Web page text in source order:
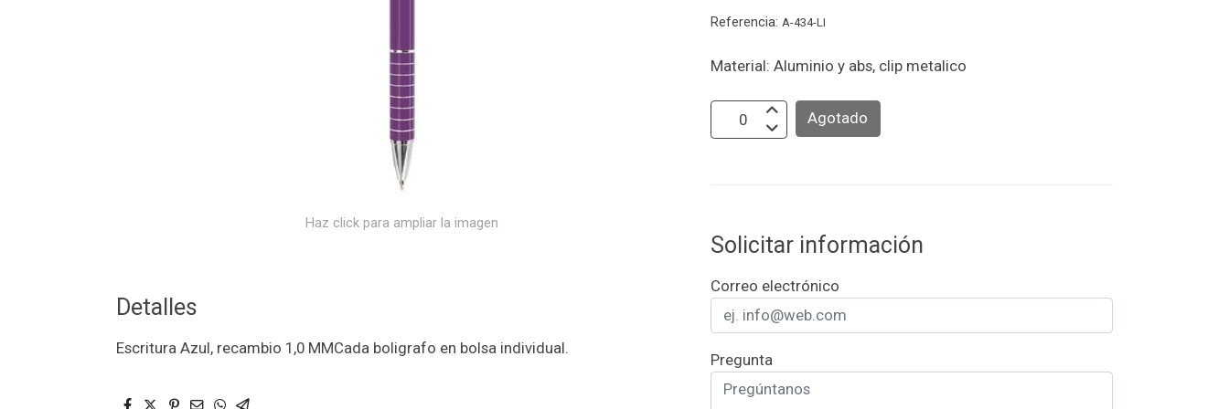
Haz click para ampliar la imagen
Detalles
Escritura Azul, recambio 1,0 MMCada boligrafo en bolsa individual.
Referencia:A-434-LI
Material: Aluminio y abs, clip metalico
Agotado
Solicitar información
Correo electrónico
Pregunta